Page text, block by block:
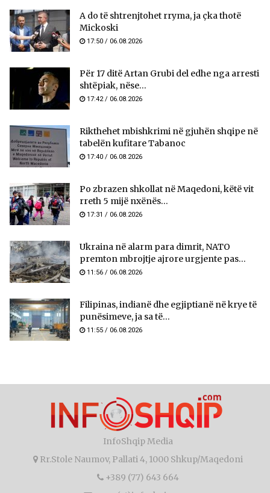
A do të shtrenjtohet rryma, ja çka thotë
Mickoski
17:50 / 06.08.2026
Për 17 ditë Artan Grubi del edhe nga arresti
shtëpiak, nëse...
17:42 / 06.08.2026
Rikthehet mbishkrimi në gjuhën shqipe në
tabelën kufitare Tabanoc
17:40 / 06.08.2026
Po zbrazen shkollat në Maqedoni, këtë vit
rreth 5 mijë nxënës...
17:31 / 06.08.2026
Ukraina në alarm para dimrit, NATO
premton mbrojtje ajrore urgjente pas...
11:56 / 06.08.2026
Filipinas, indianë dhe egjiptianë në krye të
punësimeve, ja sa të...
11:55 / 06.08.2026
InfoShqip Media
Rr.Stole Naumov, Pallati 4, 1000 Shkup/Maqedoni
+389 (77) 643 664